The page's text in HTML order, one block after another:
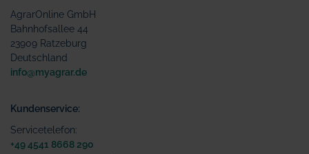
AgrarOnline GmbH
Bahnhofsallee 44
23909 Ratzeburg
Deutschland
info@myagrar.de
Kundenservice:
Servicetelefon:
+49 4541 8668 290